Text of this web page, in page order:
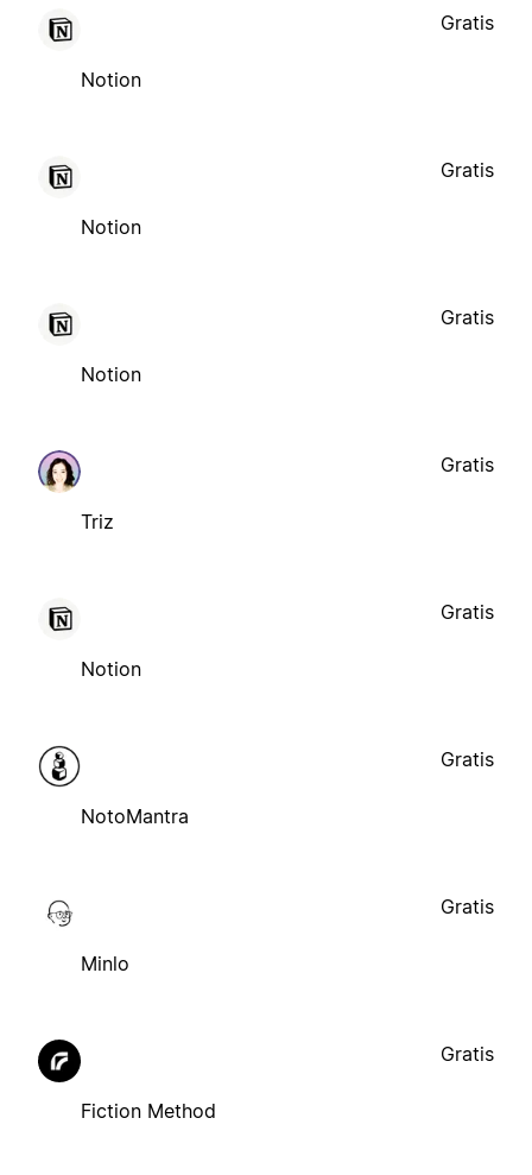
Notion
Gratis
Notion
Gratis
Notion
Gratis
Triz
Gratis
Notion
Gratis
NotoMantra
Gratis
Minlo
Gratis
Fiction Method
Gratis